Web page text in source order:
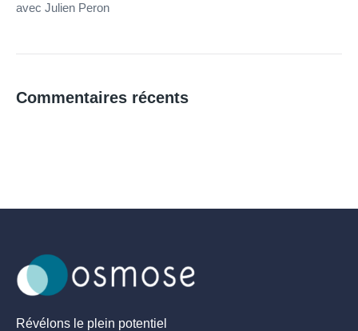
avec Julien Peron
Commentaires récents
Révélons le plein potentiel